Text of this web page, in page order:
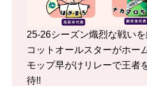
25-26シーズン熾烈な戦い
コットオールスターがホー
モップ早がけリレーで王者
待!!